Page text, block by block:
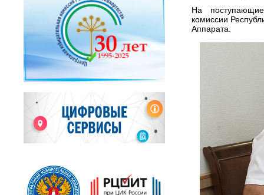
На
комиссии
Аппарата.